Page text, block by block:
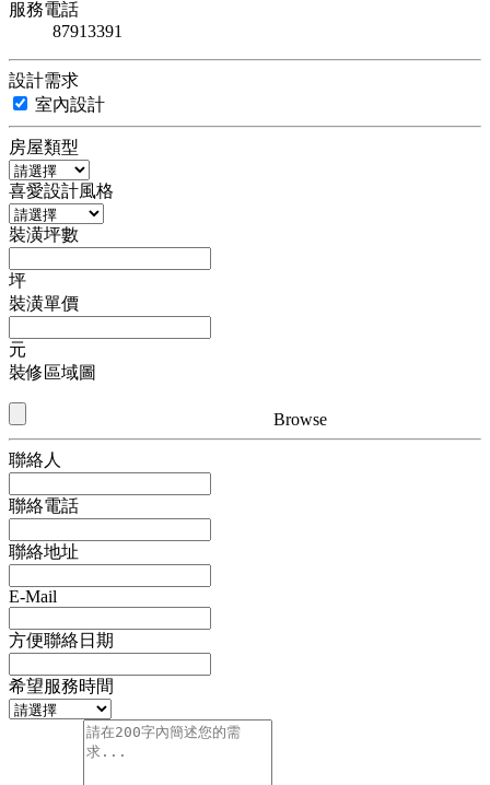
服務電話
87913391
設計需求
室內設計
房屋類型
喜愛設計風格
裝潢坪數
坪
裝潢單價
元
裝修區域圖
Browse
聯絡人
聯絡電話
聯絡地址
E-Mail
方便聯絡日期
希望服務時間